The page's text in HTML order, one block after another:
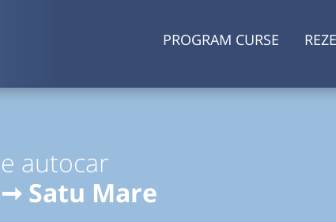
PROGRAM CURSE
autocar
Satu Mare